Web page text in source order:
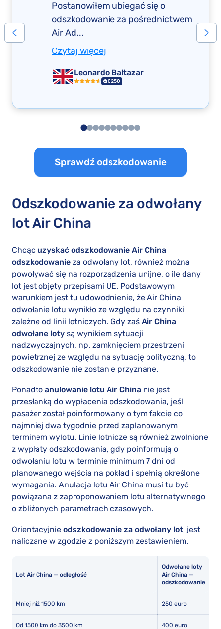
Postanowiłem ubiegać się o
odszkodowanie za pośrednictwem
Air Ad...
Czytaj więcej
Leonardo Baltazar
€250
Sprawdź odszkodowanie
Odszkodowanie za odwołany
lot Air China
Chcąc uzyskać odszkodowanie Air China
odszkodowanie za odwołany lot, również można
powoływać się na rozporządzenia unijne, o ile dany
lot jest objęty przepisami UE. Podstawowym
warunkiem jest tu udowodnienie, że Air China
odwołanie lotu wynikło ze względu na czynniki
zależne od linii lotniczych. Gdy zaś Air China
odwołane loty są wynikiem sytuacji
nadzwyczajnych, np. zamknięciem przestrzeni
powietrznej ze względu na sytuację polityczną, to
odszkodowanie nie zostanie przyznane.
Ponadto anulowanie lotu Air China nie jest
przesłanką do wypłacenia odszkodowania, jeśli
pasażer został poinformowany o tym fakcie co
najmniej dwa tygodnie przed zaplanowanym
terminem wylotu. Linie lotnicze są również zwolnione
z wypłaty odszkodowania, gdy poinformują o
odwołaniu lotu w terminie minimum 7 dni od
planowanego wejścia na pokład i spełnią określone
wymagania. Anulacja lotu Air China musi tu być
powiązana z zaproponowaniem lotu alternatywnego
o zbliżonych parametrach czasowych.
Orientacyjnie odszkodowanie za odwołany lot, jest
naliczane w zgodzie z poniższym zestawieniem.
Lot Air China — odległość
Odwołane loty
Air China —
odszkodowanie
Mniej niż 1500 km 250 euro
Od 1500 km do 3500 km 400 euro